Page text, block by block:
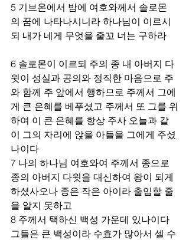
5 기브온에서 밤에 여호와께서 솔로몬
의 꿈에 나타나시니라 하나님이 이르시
되 내가 네게 무엇을 줄꼬 너는 구하라
6 솔로몬이 이르되 주의 종 내 아버지 다
윗이 성실과 공의와 정직한 마음으로 주
와 함께 주 앞에서 행하므로 주께서 그에
게 큰 은혜를 베푸셨고 주께서 또 그를 위
하여 이 큰 은혜를 항상 주사 오늘과 같
이 그의 자리에 앉을 아들을 그에게 주셨
나이다
7 나의 하나님 여호와여 주께서 종으로
종의 아버지 다윗을 대신하여 왕이 되게
하셨사오나 종은 작은 아이라 출입할 줄
을 알지 못하고
8 주께서 택하신 백성 가운데 있나이다
그들은 큰 백성이라 수효가 많아서 셀 수